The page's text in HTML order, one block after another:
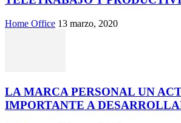
Home Office 13 marzo, 2020
LA MARCA PERSONAL UN
IMPORTANTE A